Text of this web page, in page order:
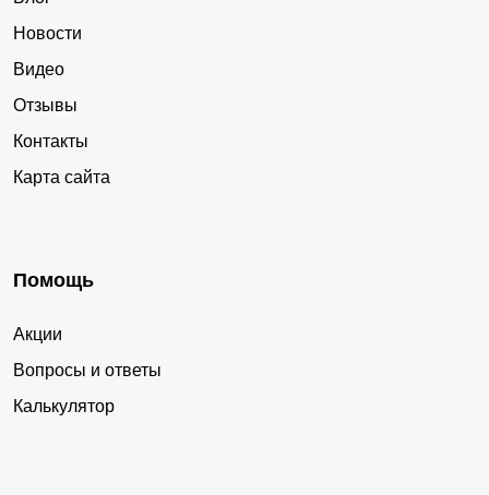
Новости
Видео
Отзывы
Контакты
Карта сайта
Помощь
Акции
Вопросы и ответы
Калькулятор